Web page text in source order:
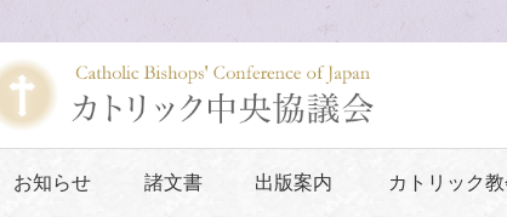
お知らせ 諸文書 出版案内 カトリック